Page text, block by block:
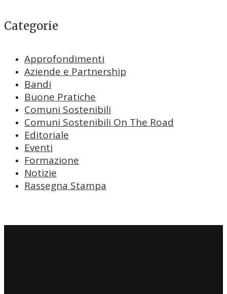
Categorie
Approfondimenti
Aziende e Partnership
Bandi
Buone Pratiche
Comuni Sostenibili
Comuni Sostenibili On The Road
Editoriale
Eventi
Formazione
Notizie
Rassegna Stampa